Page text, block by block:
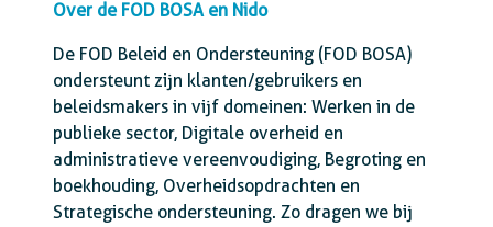
Over de FOD BOSA en Nido
De FOD Beleid en Ondersteuning (FOD BOSA)
ondersteunt zijn klanten/gebruikers en
beleidsmakers in vijf domeinen: Werken in de
publieke sector, Digitale overheid en
administratieve vereenvoudiging, Begroting en
boekhouding, Overheidsopdrachten en
Strategische ondersteuning. Zo dragen we bij